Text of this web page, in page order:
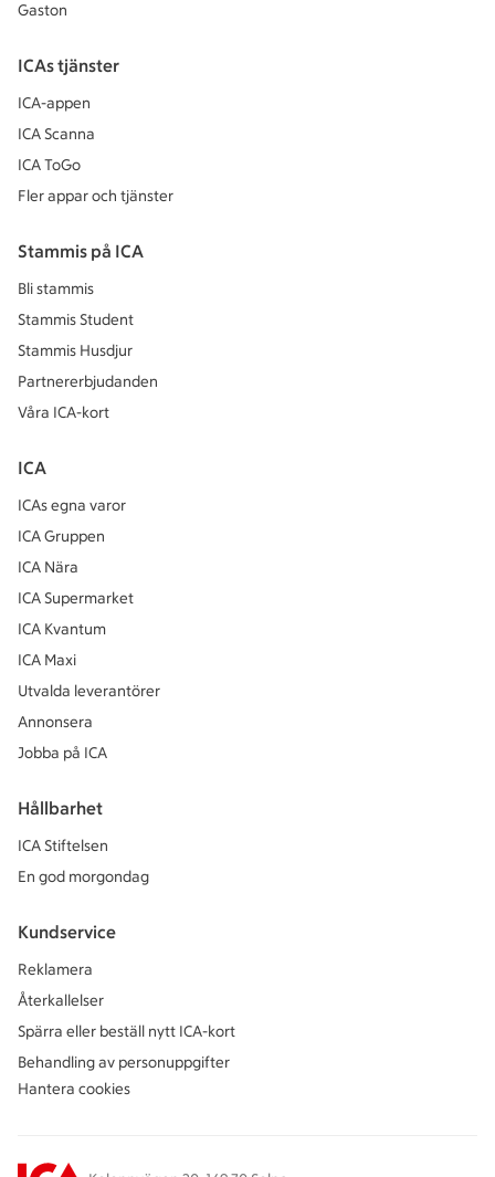
Gaston
ICAs tjänster
ICA-appen
ICA Scanna
ICA ToGo
Fler appar och tjänster
Stammis på ICA
Bli stammis
Stammis Student
Stammis Husdjur
Partnererbjudanden
Våra ICA-kort
ICA
ICAs egna varor
ICA Gruppen
ICA Nära
ICA Supermarket
ICA Kvantum
ICA Maxi
Utvalda leverantörer
Annonsera
Jobba på ICA
Hållbarhet
ICA Stiftelsen
En god morgondag
Kundservice
Reklamera
Återkallelser
Spärra eller beställ nytt ICA-kort
Behandling av personuppgifter
Hantera cookies